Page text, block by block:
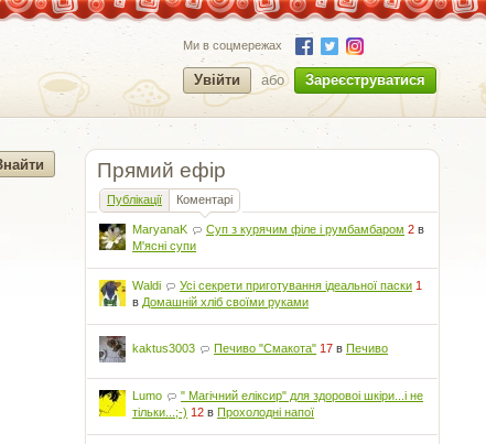
Ми в соцмережах
Увійти або Зареєструватися
Прямий ефір
Публікації Коментарі
MaryanaK Суп з курячим філе і румбамбаром 2 в
М'ясні супи
Waldi Усі секрети приготування ідеальної паски 1
в Домашній хліб своїми руками
kaktus3003 Печиво "Смакота" 17 вПечиво
Lumo
" Магічний еліксир" для здоровоі шкіри...і не
тільки...;-) 12 вПрохолодні напої